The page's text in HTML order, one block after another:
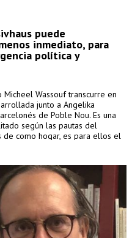
puede
inmediato, para
política y
Wassouf transcurre en
junto a Angelika
de Poble Nou. Es una
según las pautas del
de como hogar, es para ellos el